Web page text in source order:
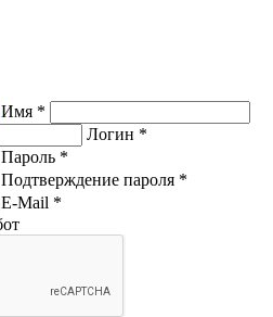
Имя *
Логин *
Пароль *
Подтверждение пароля *
E-Mail *